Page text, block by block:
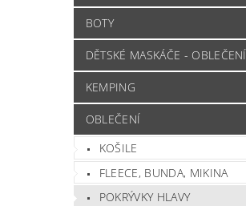
BOTY
DĚTSKÉ MASKÁČE - OBLEČENÍ
KEMPING
OBLEČENÍ
KOŠILE
FLEECE, BUNDA, MIKINA
POKRÝVKY HLAVY